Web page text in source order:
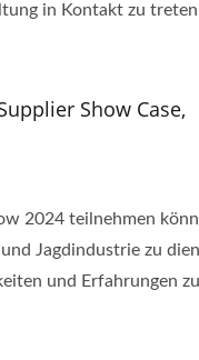
in Kontakt zu
Show Case,
2024 teilnehmen
Jagdindustrie zu
und Erfahrungen zu